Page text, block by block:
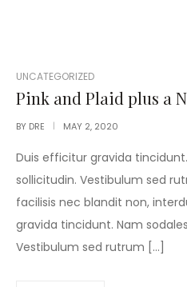
POSTED
IN
UNCATEGORIZED
Pink and Plaid plus a
BY DRE MAY 2, 2020
Duis efficitur gravida
sollicitudin. Vestibulum sed
facilisis nec blandit non,
gravida tincidunt. Nam
Vestibulum sed rutrum […]